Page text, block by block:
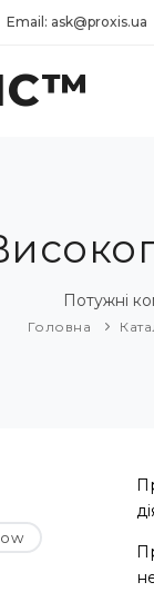
Email: ask@proxis.ua
Потужні
Головна